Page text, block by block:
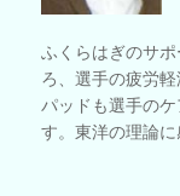
ふくらはぎのサ
ろ、選手の疲労
パッドも選手の
す。東洋の理論に